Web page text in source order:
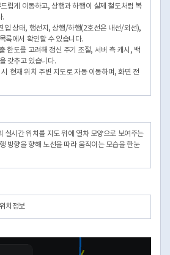
럽게 이동하고, 상행과 하행이 실제 철도처럼 복
.
입 상태, 행선지, 상행/하행(2호선은 내선/외선),
록에서 확인할 수 있습니다.
한도를 고려해 갱신 주기 조절, 서버 측 캐시, 백
갖추고 있습니다.
현재 위치 주변 지도로 자동 이동하며, 화면 전
실시간 위치를 지도 위에 열차 모양으로 보여주는
방향을 향해 노선을 따라 움직이는 모습을 한눈
치정보